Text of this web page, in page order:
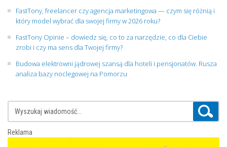
FastTony, freelancer czy agencja marketingowa — czym się różnią i
który model wybrać dla swojej firmy w 2026 roku?
FastTony Opinie – dowiedz się, co to za narzędzie, co dla Ciebie
zrobi i czy ma sens dla Twojej firmy?
Budowa elektrowni jądrowej szansą dla hoteli i pensjonatów. Rusza
analiza bazy noclegowej na Pomorzu
Reklama